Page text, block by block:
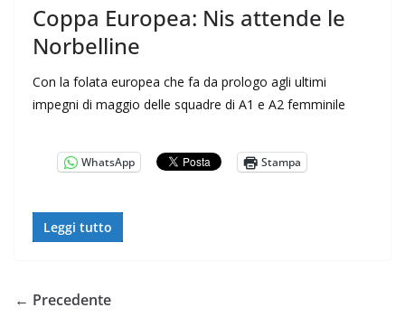
Coppa Europea: Nis attende le
Norbelline
Con la folata europea che fa da prologo agli ultimi
impegni di maggio delle squadre di A1 e A2 femminile
WhatsApp Stampa
Leggi tutto
← Precedente